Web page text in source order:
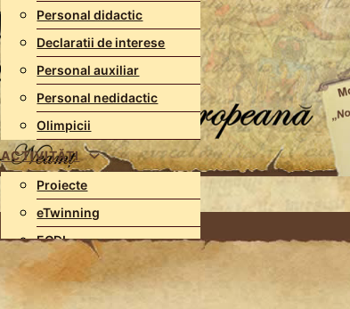
Personal didactic
Declaratii de interese
Personal auxiliar
Personal nedidactic
Olimpicii
ACTIVITĂȚI
Proiecte
eTwinning
ECDL
Certificare Cambridge
COMPETIȚII